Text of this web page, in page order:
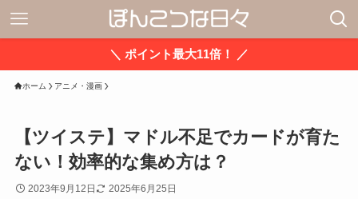
＼ ポイント最大11倍！ ／
ホーム アニメ・漫画
【ツイステ】マドル不足でカードが育た
ない！効率的な集め方は？
2023年9月12日 2025年6月25日